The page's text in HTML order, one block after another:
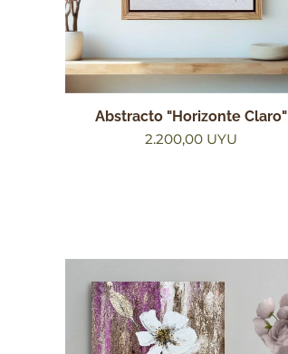
Abstracto "Horizonte Claro"
2.200,00UYU